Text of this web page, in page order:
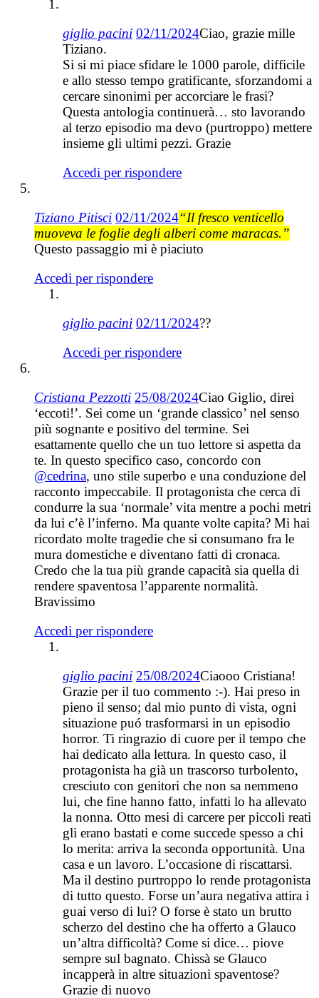
giglio pacini 02/11/2024Ciao, grazie mille
Tiziano.
Si si mi piace sfidare le 1000 parole, difficile
e allo stesso tempo gratificante, sforzandomi a
cercare sinonimi per accorciare le frasi?
Questa antologia continuerà… sto lavorando
al terzo episodio ma devo (purtroppo) mettere
insieme gli ultimi pezzi. Grazie
Accedi per rispondere
Tiziano Pitisci 02/11/2024“Il fresco venticello
muoveva le foglie degli alberi come maracas.”
Questo passaggio mi è piaciuto
Accedi per rispondere
giglio pacini 02/11/2024??
Accedi per rispondere
Cristiana Pezzotti 25/08/2024Ciao Giglio, direi
‘eccoti!’. Sei come un ‘grande classico’ nel senso
più sognante e positivo del termine. Sei
esattamente quello che un tuo lettore si aspetta da
te. In questo specifico caso, concordo con
@cedrina, uno stile superbo e una conduzione del
racconto impeccabile. Il protagonista che cerca di
condurre la sua ‘normale’ vita mentre a pochi metri
da lui c’è l’inferno. Ma quante volte capita? Mi hai
ricordato molte tragedie che si consumano fra le
mura domestiche e diventano fatti di cronaca.
Credo che la tua più grande capacità sia quella di
rendere spaventosa l’apparente normalità.
Bravissimo
Accedi per rispondere
giglio pacini 25/08/2024Ciaooo Cristiana!
Grazie per il tuo commento :-). Hai preso in
pieno il senso; dal mio punto di vista, ogni
situazione puó trasformarsi in un episodio
horror. Ti ringrazio di cuore per il tempo che
hai dedicato alla lettura. In questo caso, il
protagonista ha già un trascorso turbolento,
cresciuto con genitori che non sa nemmeno
lui, che fine hanno fatto, infatti lo ha allevato
la nonna. Otto mesi di carcere per piccoli reati
gli erano bastati e come succede spesso a chi
lo merita: arriva la seconda opportunità. Una
casa e un lavoro. L’occasione di riscattarsi.
Ma il destino purtroppo lo rende protagonista
di tutto questo. Forse un’aura negativa attira i
guai verso di lui? O forse è stato un brutto
scherzo del destino che ha offerto a Glauco
un’altra difficoltà? Come si dice… piove
sempre sul bagnato. Chissà se Glauco
incapperà in altre situazioni spaventose?
Grazie di nuovo